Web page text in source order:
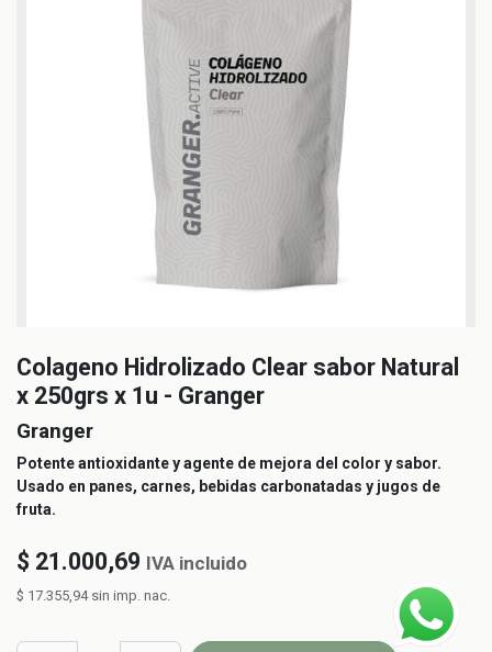
Colageno Hidrolizado Clear sabor Natural
x 250grs x 1u - Granger
Granger
Potente antioxidante y agente de mejora del color y sabor.
Usado en panes, carnes, bebidas carbonatadas y jugos de
fruta.
$ 21.000,69 IVA incluido
$ 17.355,94 sin imp. nac.